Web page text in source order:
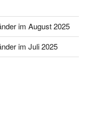
im August 2025
im Juli 2025